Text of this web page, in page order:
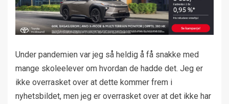
Under pandemien var jeg så heldig å få snakke med
mange skoleelever om hvordan de hadde det. Jeg er
ikke overrasket over at dette kommer frem i
nyhetsbildet, men jeg er overrasket over at det ikke har